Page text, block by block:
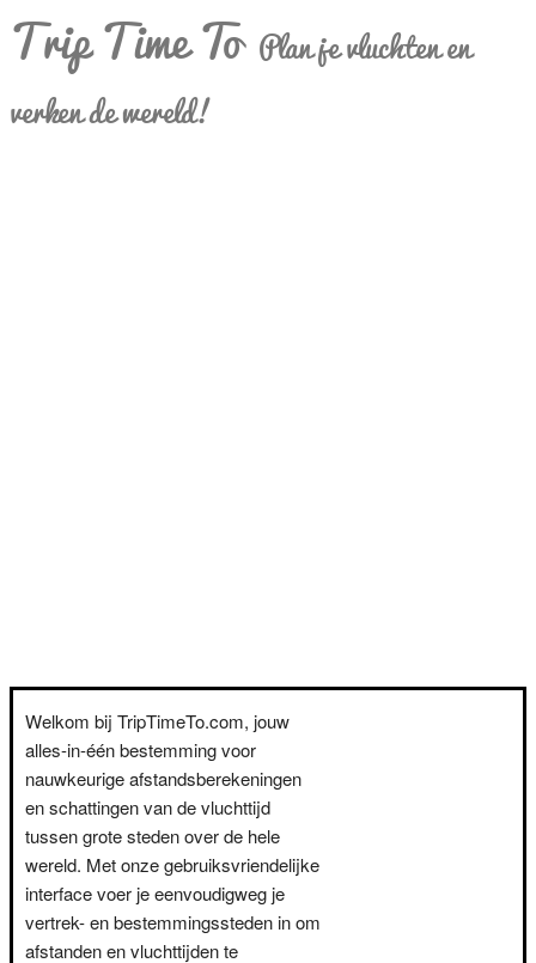
Trip Time To Plan je vluchten en
verken de wereld!
Welkom bij TripTimeTo.com, jouw
alles-in-één bestemming voor
nauwkeurige afstandsberekeningen
en schattingen van de vluchttijd
tussen grote steden over de hele
wereld. Met onze gebruiksvriendelijke
interface voer je eenvoudigweg je
vertrek- en bestemmingssteden in om
afstanden en vluchttijden te